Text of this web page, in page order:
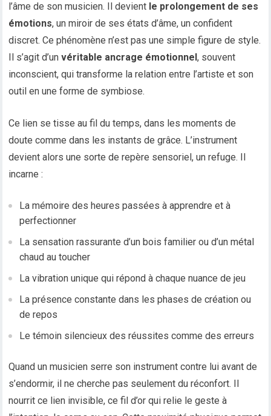
l’âme de son musicien. Il devient le prolongement de ses
émotions, un miroir de ses états d’âme, un confident
discret. Ce phénomène n’est pas une simple figure de style.
Il s’agit d’unvéritable ancrage émotionnel, souvent
inconscient, qui transforme la relation entre l’artiste et son
outil en une forme de symbiose.
Ce lien se tisse au fil du temps, dans les moments de
doute comme dans les instants de grâce. L’instrument
devient alors une sorte de repère sensoriel, un refuge. Il
incarne :
La mémoire des heures passées à apprendre et à
perfectionner
La sensation rassurante d’un bois familier ou d’un métal
chaud au toucher
La vibration unique qui répond à chaque nuance de jeu
La présence constante dans les phases de création ou
de repos
Le témoin silencieux des réussites comme des erreurs
Quand un musicien serre son instrument contre lui avant de
s’endormir, il ne cherche pas seulement du réconfort. Il
nourrit ce lien invisible, ce fil d’or qui relie le geste à